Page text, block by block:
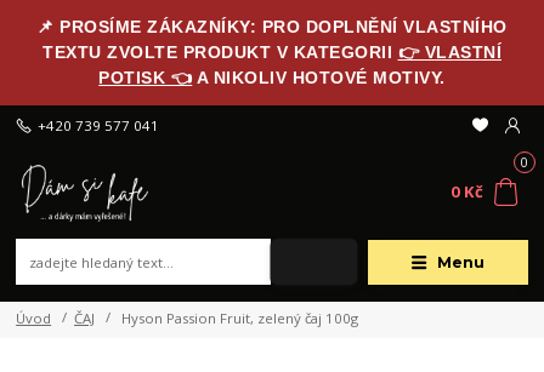
📌 PROSÍME ZÁKAZNÍKY: PRO DOPLNĚNÍ VLASTNÍHO
TEXTU ZVOLTE PRODUKT V KATEGORII 👉 VLASTNÍ
POTISK 👈 A NIKOLIV HOTOVÉ MOTIVY.
Menu
+420 739 577 041
0
0 Kč
Úvod ČAJ Hyson Passion Fruit, zelený čaj 100g